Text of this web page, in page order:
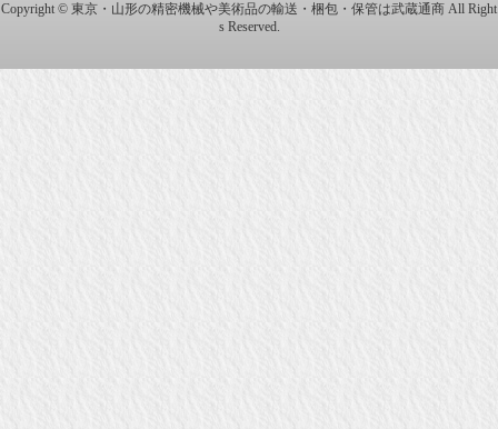
Copyright © 東京・山形の精密機械や美術品の輸送・梱包・保管は武蔵通商 All Right
s Reserved.